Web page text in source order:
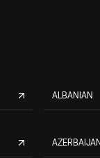
ALBANIAN